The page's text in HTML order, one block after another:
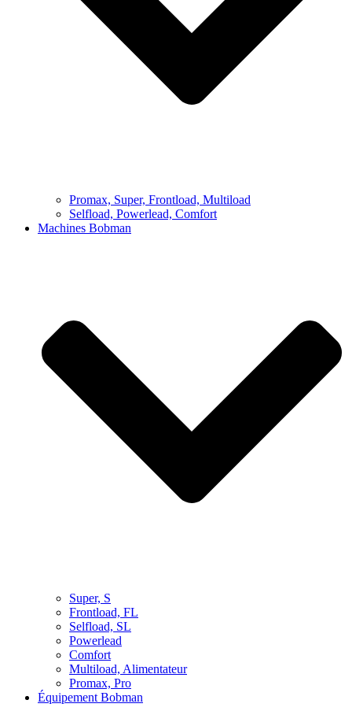
Promax, Super, Frontload, Multiload
Selfload, Powerlead, Comfort
Machines Bobman
Super, S
Frontload, FL
Selfload, SL
Powerlead
Comfort
Multiload, Alimentateur
Promax, Pro
Équipement Bobman